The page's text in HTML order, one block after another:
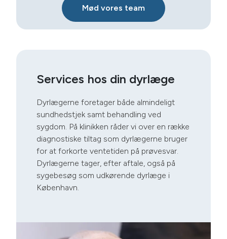
Mød vores team
Services hos din dyrlæge
Dyrlægerne foretager både almindeligt
sundhedstjek samt behandling ved
sygdom. På klinikken råder vi over en række
diagnostiske tiltag som dyrlægerne bruger
for at forkorte ventetiden på prøvesvar.
Dyrlægerne tager, efter aftale, også på
sygebesøg som udkørende dyrlæge i
København.